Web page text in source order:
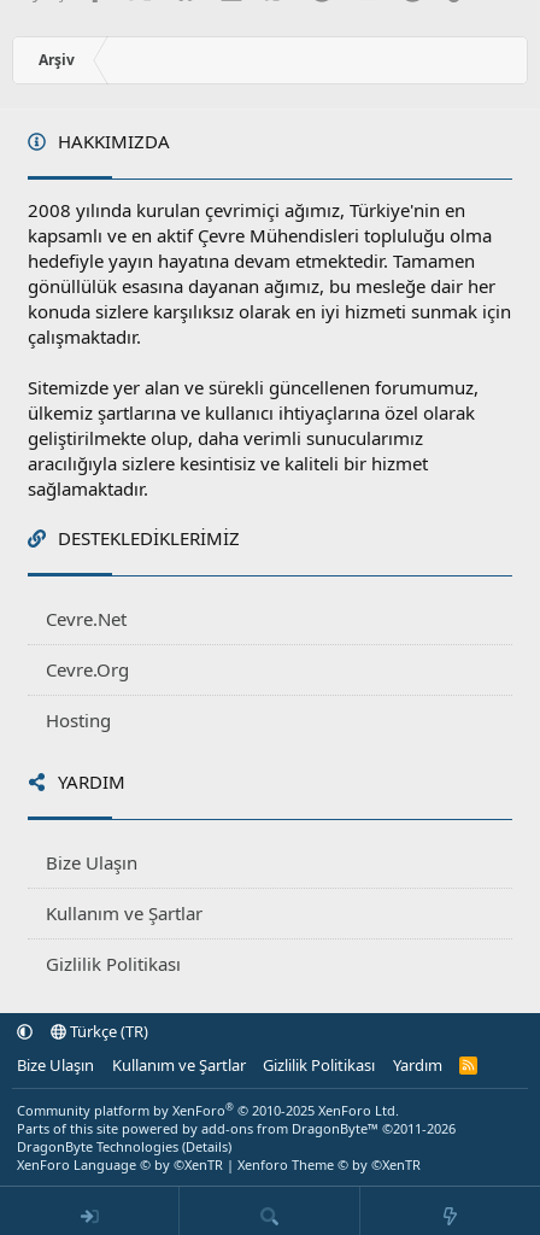
Arşiv
HAKKIMIZDA
2008 yılında kurulan çevrimiçi ağımız, Türkiye'nin en
kapsamlı ve en aktif Çevre Mühendisleri topluluğu olma
hedefiyle yayın hayatına devam etmektedir. Tamamen
gönüllülük esasına dayanan ağımız, bu mesleğe dair her
konuda sizlere karşılıksız olarak en iyi hizmeti sunmak için
çalışmaktadır.
Sitemizde yer alan ve sürekli güncellenen forumumuz,
ülkemiz şartlarına ve kullanıcı ihtiyaçlarına özel olarak
geliştirilmekte olup, daha verimli sunucularımız
aracılığıyla sizlere kesintisiz ve kaliteli bir hizmet
sağlamaktadır.
DESTEKLEDIKLERIMIZ
Cevre.Net
Cevre.Org
Hosting
YARDIM
Bize Ulaşın
Kullanım ve Şartlar
Gizlilik Politikası
Türkçe (TR)
Bize Ulaşın
Kullanım ve Şartlar Gizlilik Politikası Yardım
R
Community platform by XenForo® © 2010-2025 XenForo Ltd.
Parts of this site powered by add-ons from DragonByte™ ©2011-2026
DragonByte Technologies (Details)
XenForo Language © by ©XenTR | Xenforo Theme © by ©XenTR